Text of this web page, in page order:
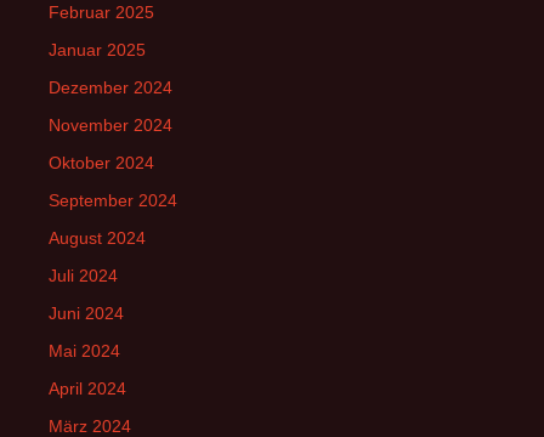
Februar 2025
Januar 2025
Dezember 2024
November 2024
Oktober 2024
September 2024
August 2024
Juli 2024
Juni 2024
Mai 2024
April 2024
März 2024